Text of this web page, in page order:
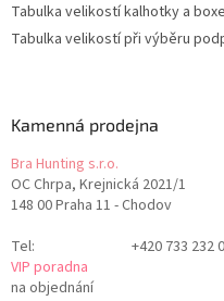
Tabulka velikostí kalhotky a
Tabulka velikostí při výběru
Kamenná prodejna
Bra Hunting s.r.o.
OC Chrpa, Krejnická 2021/1
148 00 Praha 11 - Chodov
Tel:
+420 733 232
VIP poradna
na objednání